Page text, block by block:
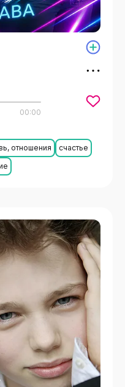
00:00
отношения
счастье